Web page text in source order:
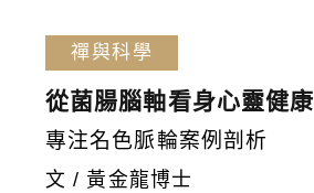
禪與科學
從菌腸腦軸看身心靈健康
專注名色脈輪案例剖析
文 / 黃金龍博士